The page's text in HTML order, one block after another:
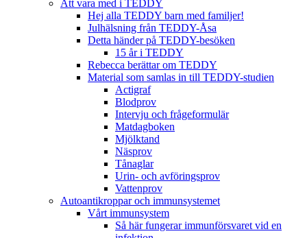
Att vara med i TEDDY
Hej alla TEDDY barn med familjer!
Julhälsning från TEDDY-Åsa
Detta händer på TEDDY-besöken
15 år i TEDDY
Rebecca berättar om TEDDY
Material som samlas in till TEDDY-studien
Actigraf
Blodprov
Intervju och frågeformulär
Matdagboken
Mjölktand
Näsprov
Tånaglar
Urin- och avföringsprov
Vattenprov
Autoantikroppar och immunsystemet
Vårt immunsystem
Så här fungerar immunförsvaret vid en